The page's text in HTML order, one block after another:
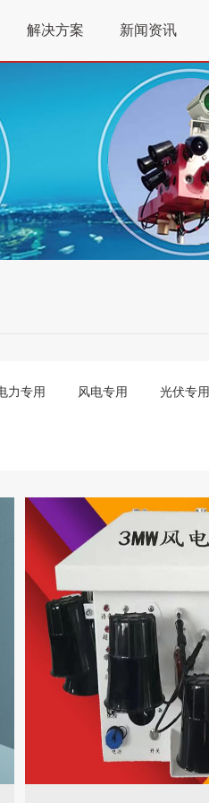
解决方案 新闻资讯
力专用 风电专用 光伏专用